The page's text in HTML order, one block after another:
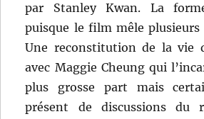
par Stanley Kwan. La
puisque le film mêle plusieurs
Une reconstitution de la vie
avec Maggie Cheung qui
plus grosse part mais
présent de discussions du